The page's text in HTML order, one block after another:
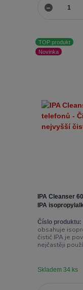
TOP produkt
Novinka
IPA Cleanser
IPA
Číslo produktu:
obsahuje
čistič IPA je
nejčastěji
Skladem 34 ks